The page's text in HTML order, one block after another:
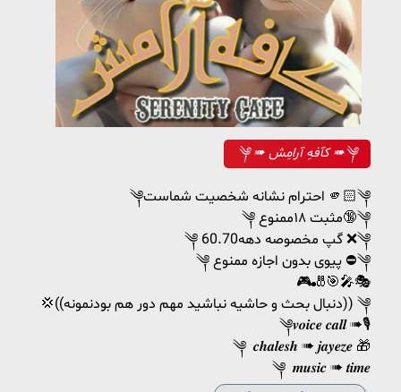
༆ ➠ کآفهِ آرامِش ➠༆
༆احترام نشانه شخصیت شماست 🫵🏻༆
༆ مثبت ۱۸ممنوع🔞༆
༆ گپ مخصوصه دهه60.70 ❌༆
༆ پیوی بدون اجازه ممنوع ⛔️༆
🎮🎳🎯🎤🎭
💢((دنبال بحث و حاشیه نباشید مهم دور هم بودنمونه)) ༆
༆𝒗𝒐𝒊𝒄𝒆 𝒄𝒂𝒍𝒍 ➠🎙
༆ 𝒄𝒉𝒂𝒍𝒆𝒔𝒉 ➠ 𝒋𝒂𝒚𝒆𝒛𝒆 🎁
༆ 𝒎𝒖𝒔𝒊𝒄 ➠ 𝒕𝒊𝒎𝒆